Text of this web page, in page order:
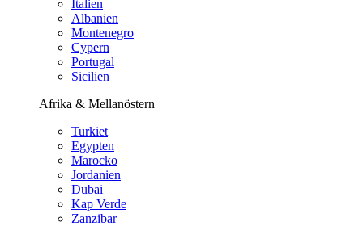
Italien
Albanien
Montenegro
Cypern
Portugal
Sicilien
Afrika & Mellanöstern
Turkiet
Egypten
Marocko
Jordanien
Dubai
Kap Verde
Zanzibar